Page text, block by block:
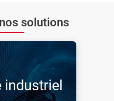
solutions
industriel